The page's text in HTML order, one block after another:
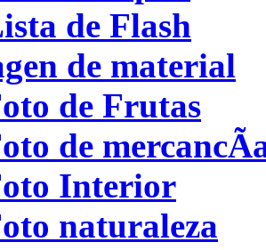
de Flash
de material
de Frutas
de
Interior
naturaleza